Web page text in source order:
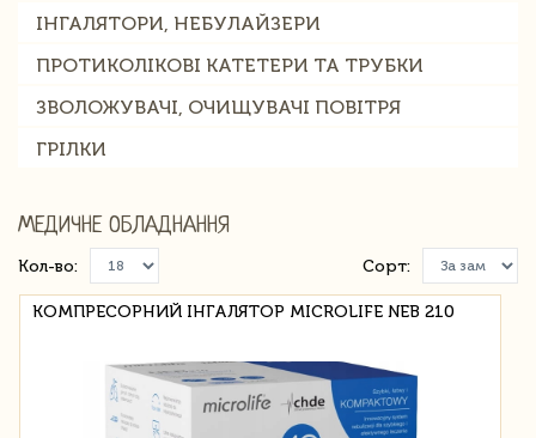
ІНГАЛЯТОРИ, НЕБУЛАЙЗЕРИ
ПРОТИКОЛІКОВІ КАТЕТЕРИ ТА ТРУБКИ
ЗВОЛОЖУВАЧІ, ОЧИЩУВАЧІ ПОВІТРЯ
ГРІЛКИ
МЕДИЧНЕ ОБЛАДНАННЯ
Кол-во: Сорт:
КОМПРЕСОРНИЙ ІНГАЛЯТОР MICROLIFE NEB 210